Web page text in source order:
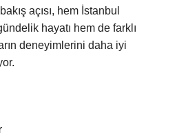
açısı, hem İstanbul
hayatı hem de farklı
deneyimlerini daha iyi